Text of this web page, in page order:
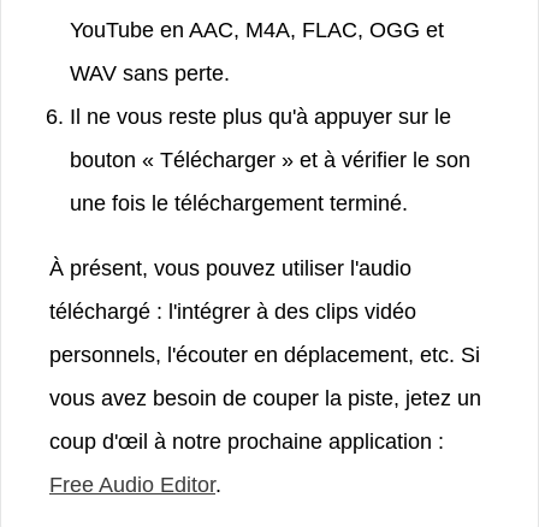
YouTube en AAC, M4A, FLAC, OGG et
WAV sans perte.
Il ne vous reste plus qu'à appuyer sur le
bouton « Télécharger » et à vérifier le son
une fois le téléchargement terminé.
À présent, vous pouvez utiliser l'audio
téléchargé : l'intégrer à des clips vidéo
personnels, l'écouter en déplacement, etc. Si
vous avez besoin de couper la piste, jetez un
coup d'œil à notre prochaine application :
Free Audio Editor.